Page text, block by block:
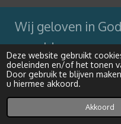
Deze website gebruikt
doeleinden en/of het tonen
Door gebruik te blijven
u hiermee akkoord.
Akkoord
Wij geloven in
wereld
Powered byJouwWeb